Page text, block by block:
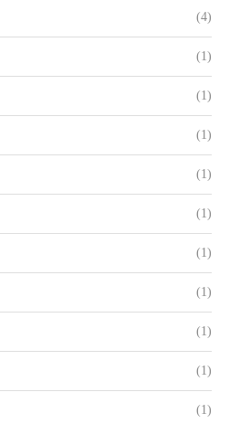
(4)
(1)
(1)
(1)
(1)
(1)
(1)
(1)
(1)
(1)
(1)